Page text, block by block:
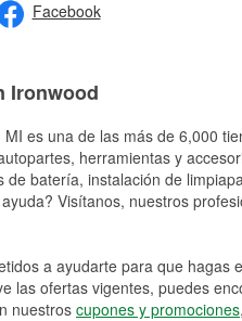
Facebook
Ironwood
MI es una de las más de 6,000
herramientas y
batería, instalación de
Visítanos, nuestros
a ayudarte para que hagas
las ofertas vigentes, puedes
nuestros cupones y promociones,